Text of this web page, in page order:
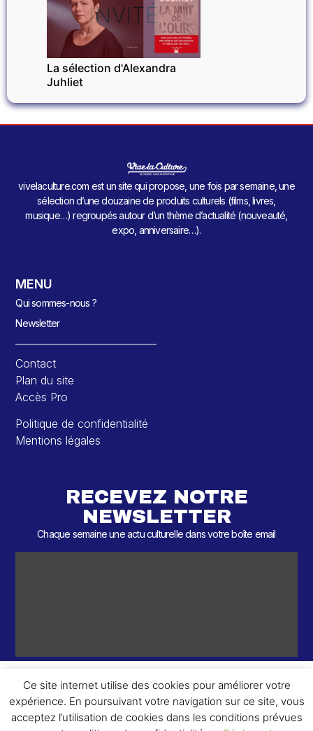
INVITÉ
La sélection d'Alexandra
Juhliet
vivelaculture.com est un site qui propose, une fois par semaine, une
sélection d’une douzaine de produits culturels (films, livres,
musique…) regroupés autour d’un thème d’actualité (nouveauté,
expo, anniversaire…).
MENU
Qui sommes-nous ?
Newsletter
Contact
Plan du site
Accès Pro
Politique de confidentialité
Mentions légales
RECEVEZ NOTRE
NEWSLETTER
Chaque semaine une actu culturelle dans votre boîte email
© 2026 – 2 ème Round – Tous droits réservés.
Ce site internet utilise des cookies pour améliorer votre
expérience. En poursuivant votre navigation sur ce site, vous
acceptez l’utilisation de cookies dans les conditions prévues